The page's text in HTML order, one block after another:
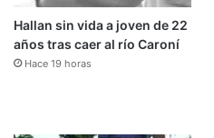
Hallan sin vida a joven de 22
años tras caer al río Caroní
Hace 19 horas